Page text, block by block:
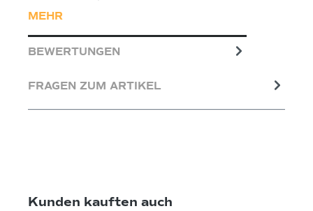
MEHR
BEWERTUNGEN
FRAGEN ZUM ARTIKEL
Produktgalerie überspringen
Kunden kauften auch